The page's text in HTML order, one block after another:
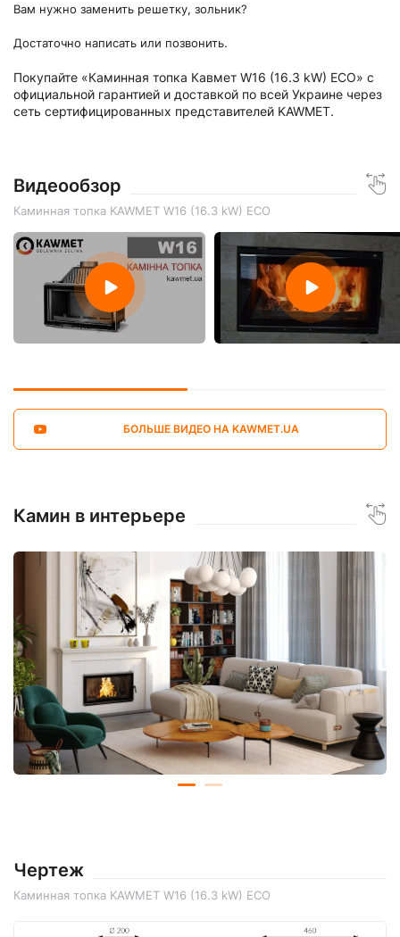
Вам нужно заменить решетку, зольник?
Достаточно написать или позвонить.
Покупайте «Каминная топка Кавмет W16 (16.3 kW) ECO» с
официальной гарантией и доставкой по всей Украине через
сеть сертифицированных представителей KAWMET.
Видеообзор
Каминная топка KAWMET W16 (16.3 kW) ECO
БОЛЬШЕ ВИДЕО НА KAWMET.UA
Камин в интерьере
Чертеж
Каминная топка KAWMET W16 (16.3 kW) ECO